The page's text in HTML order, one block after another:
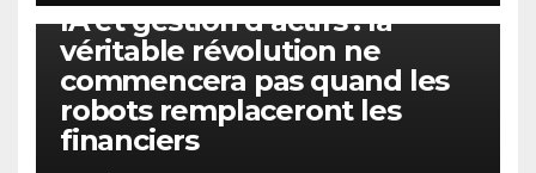
IA et gestion d’actifs : la
véritable révolution ne
commencera pas quand les
robots remplaceront les
financiers